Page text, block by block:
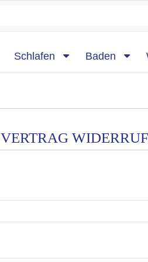
Schlafen Baden
VERTRAG